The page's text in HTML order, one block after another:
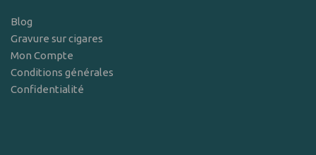
Blog
Gravure sur cigares
Mon Compte
Conditions générales
Confidentialité